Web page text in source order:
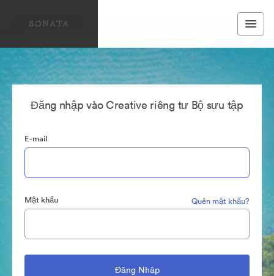
Đăng nhập vào Creative riêng tư Bộ sưu tập
E-mail
Mật khẩu Quên mật khẩu?